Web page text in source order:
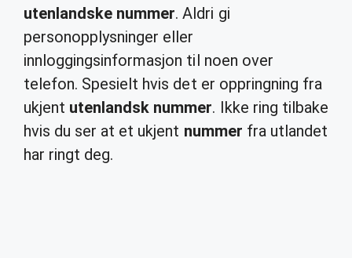
utenlandske nummer. Aldri gi
personopplysninger eller
innloggingsinformasjon til noen over
telefon. Spesielt hvis det er oppringning fra
ukjent utenlandsk nummer. Ikke ring tilbake
hvis du ser at et ukjent nummer fra utlandet
har ringt deg.